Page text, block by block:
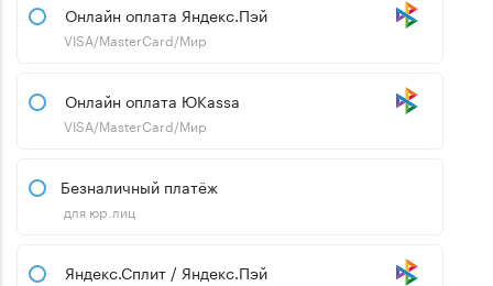
Онлайн оплата Яндекс.Пэй
VISA/MasterCard/Мир
Онлайн оплата ЮKassa
VISA/MasterCard/Мир
Безналичный платёж
для юр.лиц
Яндекс.Сплит / Яндекс.Пэй